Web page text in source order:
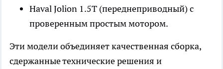
Haval Jolion 1.5Т (переднеприводный) с
проверенным простым мотором.
Эти модели объединяет качественная сборка,
сдержанные технические решения и